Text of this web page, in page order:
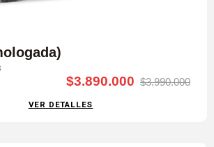
$3.890.000 $3.990.000
VER DETALLES